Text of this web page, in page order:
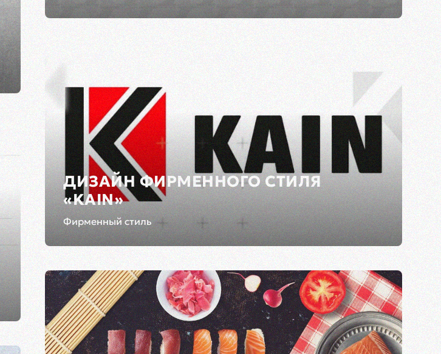
ДИЗАЙН ФИРМЕННОГО СТИЛЯ
«KAIN»
Фирменный стиль